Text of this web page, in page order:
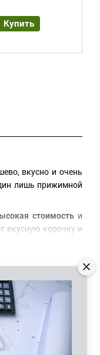
вкусно и очень
лишь прижимной
стоимость и
вкусную корочку и
практически не
у нас есть всё
Купить